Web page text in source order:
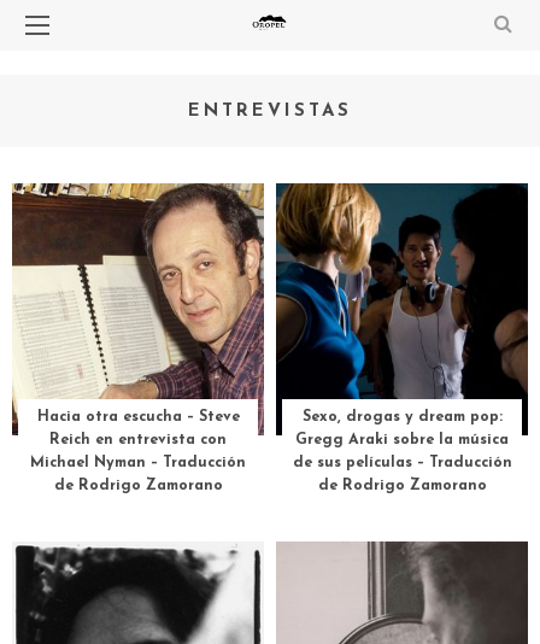
ENTREVISTAS
Hacia otra escucha – Steve
Reich en entrevista con
Michael Nyman – Traducción
de Rodrigo Zamorano
Sexo, drogas y dream pop:
Gregg Araki sobre la música
de sus películas – Traducción
de Rodrigo Zamorano